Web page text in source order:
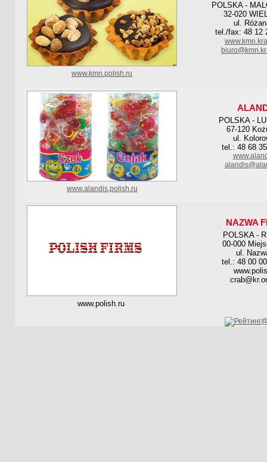
POLSKA -
32-020
ul.
tel./fax: 48 12
www.kmn.polish.ru
POLSKA -
67-120
ul.
tel.: 48 68
www.alandis.polish.ru
NAZWA
POLSKA -
00-000
ul.
tel.: 48 00
www.polish.ru